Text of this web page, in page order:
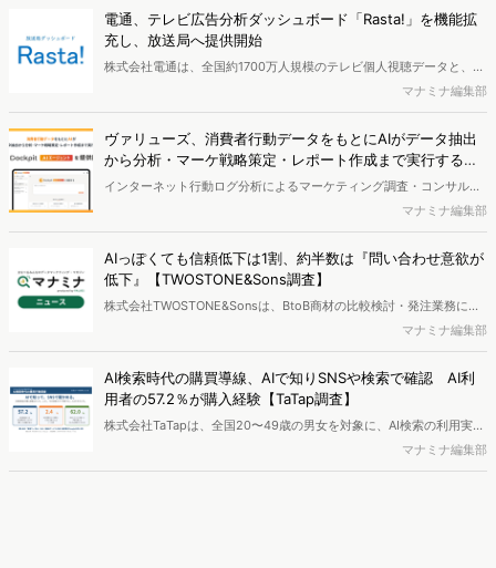
における生活者の意識や行動背景の把握が可能となり、リテールプロ
モーションにおけるプランニングの高速化と高精度化を実現できると
いいます。
電通、テレビ広告分析ダッシュボード「Rasta!」を機能拡
充し、放送局へ提供開始
株式会社電通は、全国約1700万人規模のテレビ個人視聴データと、独
自の大規模生活者意識調査データを掛け合わせて、テレビ広告のデー
タ集計や広告効果の分析ができるダッシュボード「Rasta!
（Resourceful Analysis System of TV Audience：ラスタ）」の機能
を拡充し、放送局への提供を開始したことを発表しました。
マナミナ編集部
ヴァリューズ、消費者行動データをもとにAIがデータ抽出
から分析・マーケ戦略策定・レポート作成まで実行する
「Dockpit AIエージェント」を提供開始
インターネット行動ログ分析によるマーケティング調査・コンサルテ
ィングサービスを提供する株式会社ヴァリューズは、国内最大規模
250万人のWeb行動ログデータを基盤としたマーケティングリサーチ
エンジン「Dockpit（ドックピット）」の新機能として、AIが市場分
析から仮説構築、レポート作成までを自律的にサポートする
「Dockpit AIエージェント」の提供を開始いたしました。
マナミナ編集部
AIっぽくても信頼低下は1割、約半数は『問い合わせ意欲が
低下』【TWOSTONE&Sons調査】
株式会社TWOSTONE&Sonsは、BtoB商材の比較検討・発注業務に携
わる担当者を対象に、コンテンツのAIっぽさに関する意識調査を実施
し、結果を公開しました。
マナミナ編集部
AI検索時代の購買導線、AIで知りSNSや検索で確認 AI利
用者の57.2％が購入経験【TaTap調査】
株式会社TaTapは、全国20〜49歳の男女を対象に、AI検索の利用実態
と、AIで知った商品をどこで確かめているかを調査し、結果を公開し
ました。
マナミナ編集部